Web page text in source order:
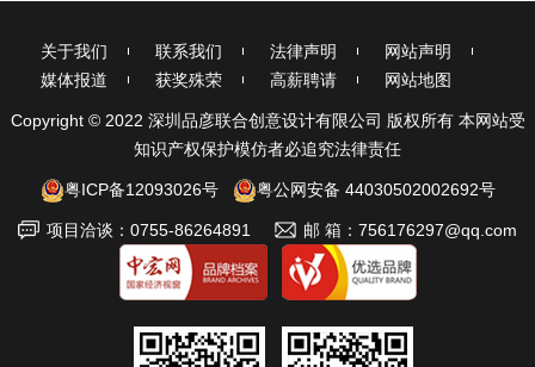
关于我们 联系我们 法律声明
网站声明
媒体报道
获奖殊荣 高薪聘请 网站地图
Copyright © 2022 深圳品彦联合创意设计有限公司 版权所有 本网站受
知识产权保护模仿者必追究法律责任
粤ICP备12093026号 粤公网安备 44030502002692号
项目洽谈：0755-86264891 邮 箱：756176297@qq.com